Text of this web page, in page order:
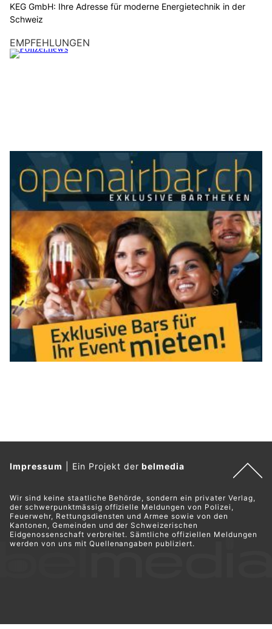
KEG GmbH: Ihre Adresse für moderne Energietechnik in der
Schweiz
EMPFEHLUNGEN
Impressum Ein Projekt derbelmedia
Wir sind keine staatliche Behörde, sondern ein privater Verlag,
der schwerpunktmässig offizielle Meldungen von Polizei,
Feuerwehr, Rettungsdiensten und Armee sowie von den
Kantonen, Gemeinden und der Schweizerischen
Eidgenossenschaft verbreitet. Sämtliche offiziellen Meldungen
werden von uns mit Quellenangaben publiziert.